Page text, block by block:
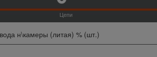
Цепи
н\камеры (литая) % (шт.)